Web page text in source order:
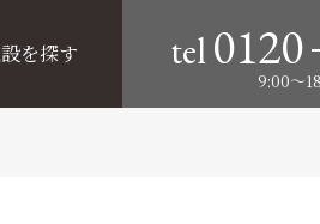
を探す tel0120
9:00～